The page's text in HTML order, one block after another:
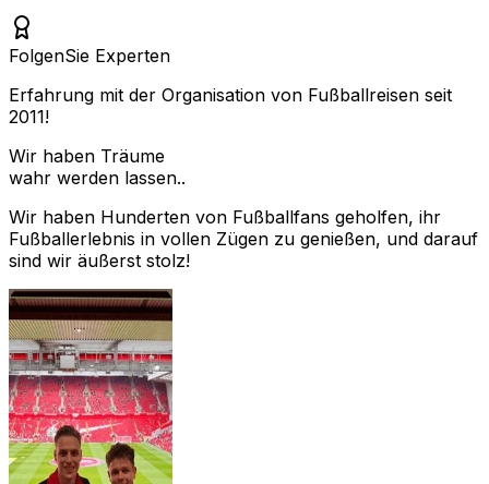
FolgenSie Experten
Erfahrung mit der Organisation von Fußballreisen seit
2011!
Wir haben Träume
wahr werden lassen..
Wir haben Hunderten von Fußballfans geholfen, ihr
Fußballerlebnis in vollen Zügen zu genießen, und darauf
sind wir äußerst stolz!